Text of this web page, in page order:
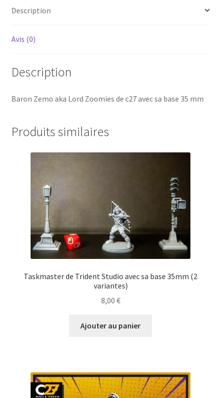
base
Description
Avis (0)
Description
Baron Zemo aka Lord Zoomies de c27 avec sa base 35 mm
Produits similaires
Taskmaster de Trident Studio avec sa base 35mm (2
variantes)
8,00 €
Ajouter au panier